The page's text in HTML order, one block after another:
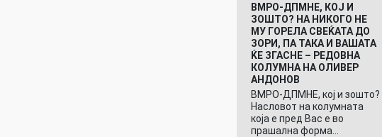
ВМРО-ДПМНЕ, КОЈ И
ЗОШТО? НА НИКОГО НЕ
МУ ГОРЕЛА СВЕЌАТА ДО
ЗОРИ, ПА ТАКА И ВАШАТА
ЌЕ ЗГАСНЕ – РЕДОВНА
КОЛУМНА НА ОЛИВЕР
АНДОНОВ
ВМРО-ДПМНЕ, кој и зошто?
Насловот на колумната
која е пред Вас е во
прашална форма…